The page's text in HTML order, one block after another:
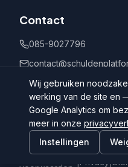
Contact
085-9027796
Postbus 802, 7400 AV
©
Algemene
|Privacy |
Wij gebruiken
werking van de site en
Google Analytics om
meer in onze
Instellingen